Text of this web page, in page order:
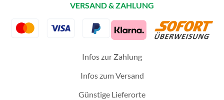
VERSAND & ZAHLUNG
Infos zur Zahlung
Infos zum Versand
Günstige Lieferorte